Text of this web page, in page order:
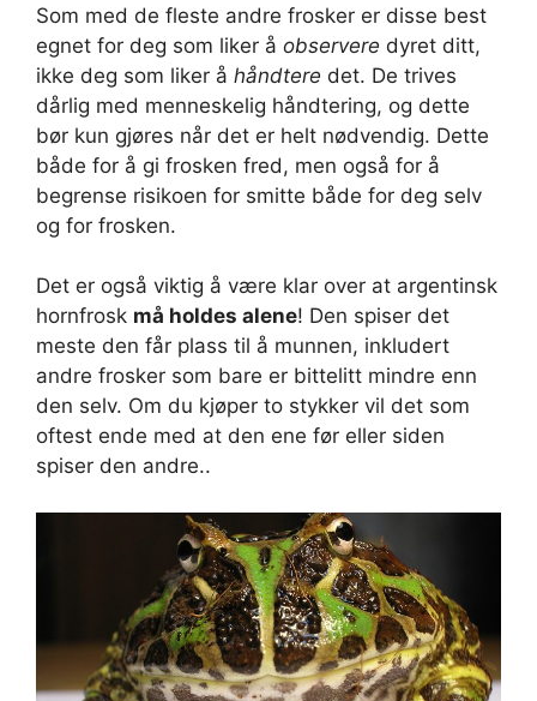
Som med de fleste andre frosker er disse best
egnet for deg som liker å observere dyret ditt,
ikke deg som liker å håndtere det. De trives
dårlig med menneskelig håndtering, og dette
bør kun gjøres når det er helt nødvendig. Dette
både for å gi frosken fred, men også for å
begrense risikoen for smitte både for deg selv
og for frosken.
Det er også viktig å være klar over at argentinsk
hornfrosk må holdes alene! Den spiser det
meste den får plass til å munnen, inkludert
andre frosker som bare er bittelitt mindre enn
den selv. Om du kjøper to stykker vil det som
oftest ende med at den ene før eller siden
spiser den andre..